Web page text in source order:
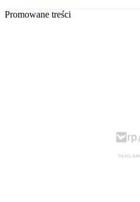
Promowane treści